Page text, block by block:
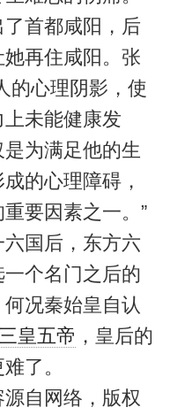
首都咸阳，后
再住咸阳。张
的心理阴影，使
未能健康发
为满足他的生
的心理障碍，
要因素之一。”
国后，东方六
个名门之后的
况秦始皇自认
皇五帝 ，皇后的
了。
自网络，版权